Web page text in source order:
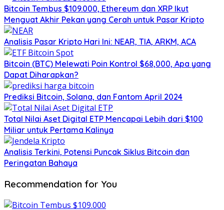
Bitcoin Tembus $109.000, Ethereum dan XRP Ikut
Menguat Akhir Pekan yang Cerah untuk Pasar Kripto
Analisis Pasar Kripto Hari Ini: NEAR, TIA, ARKM, ACA
Bitcoin (BTC) Melewati Poin Kontrol $68,000, Apa yang
Dapat Diharapkan?
Prediksi Bitcoin, Solana, dan Fantom April 2024
Total Nilai Aset Digital ETP Mencapai Lebih dari $100
Miliar untuk Pertama Kalinya
Analisis Terkini, Potensi Puncak Siklus Bitcoin dan
Peringatan Bahaya
Recommendation for You